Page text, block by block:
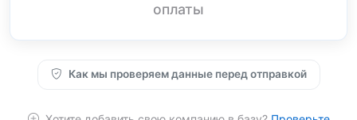
оплаты
Как мы проверяем данные перед отправкой